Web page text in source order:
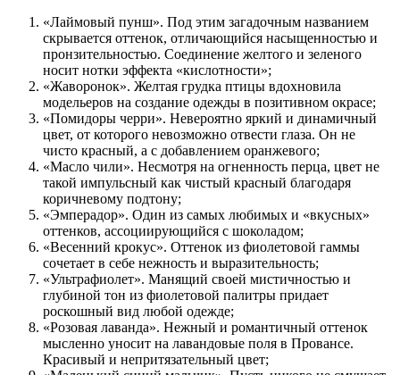
«Лаймовый пунш». Под этим загадочным названием
скрывается оттенок, отличающийся насыщенностью и
пронзительностью. Соединение желтого и зеленого
носит нотки эффекта «кислотности»;
«Жаворонок». Желтая грудка птицы вдохновила
модельеров на создание одежды в позитивном окрасе;
«Помидоры черри». Невероятно яркий и динамичный
цвет, от которого невозможно отвести глаза. Он не
чисто красный, а с добавлением оранжевого;
«Масло чили». Несмотря на огненность перца, цвет не
такой импульсный как чистый красный благодаря
коричневому подтону;
«Эмперадор». Один из самых любимых и «вкусных»
оттенков, ассоциирующийся с шоколадом;
«Весенний крокус». Оттенок из фиолетовой гаммы
сочетает в себе нежность и выразительность;
«Ультрафиолет». Манящий своей мистичностью и
глубиной тон из фиолетовой палитры придает
роскошный вид любой одежде;
«Розовая лаванда». Нежный и романтичный оттенок
мысленно уносит на лавандовые поля в Провансе.
Красивый и непритязательный цвет;